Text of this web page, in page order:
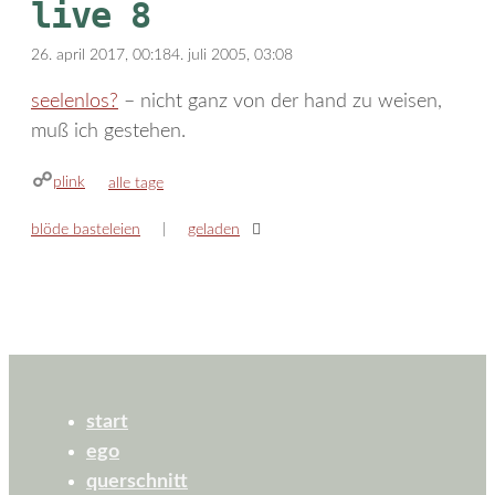
live 8
26. april 2017, 00:184. juli 2005, 03:08
seelenlos? – nicht ganz von der hand zu weisen,
muß ich gestehen.
plink kategorien
alle tage
blöde basteleien geladen
start
ego
querschnitt